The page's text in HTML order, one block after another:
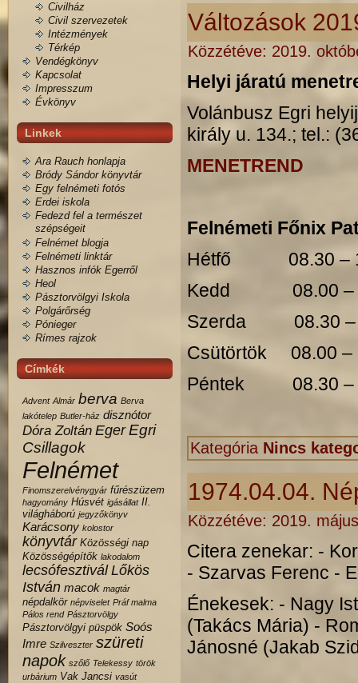
Civilház
Civil szervezetek
Intézmények
Térkép
Vendégkönyv
Kapcsolat
Impresszum
Évkönyv
Linkek
Ara Rauch honlapja
Bródy Sándor könyvtár
Egy felnémeti fotós
Erdei iskola
Fedezd fel a természet
szépségeit
Felnémet blogja
Felnémeti linktár
Hasznos infók Egerről
Heol
Pásztorvölgyi Iskola
Polgárőrség
Pónieger
Rímes rajzok
Címkék
Advent Almár berva Berva
lakótelep Butler-ház disznótor
Dóra Zoltán Eger Egri
Csillagok
Felnémet
Finomszerelvénygyár fűrészüzem
hagyomány Húsvét igásállat II.
világháború jegyzőkönyv
Karácsony kolostor
könyvtár Közösségi nap
Közösségépítők lakodalom
lecsófesztivál Lőkös
István macok magtár
népdalkör népviselet Práf malma
Pálos rend Pásztorvölgy
Pásztorvölgyi püspök Soós
Imre Szilveszter szüreti
napok szőlő Telekessy török
urbárium Vak Jancsi vasút
Változások
Közzétéve: 2019.
Helyi járatú
Volánbusz Egri
király u. 134.; tel.:
MENETREND
Felnémeti Főnix
Hétfő 08.30 –
Kedd 08.00 –
Szerda 08.30 –
Csütörtök 08.00 –
Péntek 08.30 –
Kategória Nincs
1974.04.04.
Közzétéve: 2019.
Citera zenekar: -
- Szarvas Ferenc -
Énekesek: - Nagy
(Takács Mária) -
Jánosné (Jakab